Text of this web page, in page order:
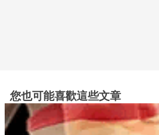
您也可能喜歡這些文章